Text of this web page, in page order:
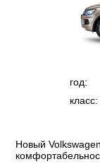
год:
класс:
Новый